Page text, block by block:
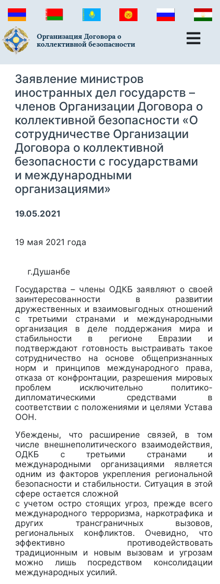
Организация Договора о
коллективной безопасности
Заявление министров
иностранных дел государств –
членов Организации Договора о
коллективной безопасности «О
сотрудничестве Организации
Договора о коллективной
безопасности с государствами
и международными
организациями»
19.05.2021
19 мая 2021 года
г.Душанбе
Государства – члены ОДКБ заявляют о своей
заинтересованности в развитии
дружественных и взаимовыгодных отношений
с третьими странами и международными
организация в деле поддержания мира и
стабильности в регионе Евразии и
подтверждают готовность выстраивать такое
сотрудничество на основе общепризнанных
норм и принципов международного права,
отказа от конфронтации, разрешения мировых
проблем исключительно политико-
дипломатическими средствами в
соответствии с положениями и целями Устава
ООН.
Убеждены, что расширение связей, в том
числе внешнеполитического взаимодействия,
ОДКБ с третьими странами и
международными организациями является
одним из факторов укрепления региональной
безопасности и стабильности. Ситуация в этой
сфере остается сложной
с учетом остро стоящих угроз, прежде всего
международного терроризма, наркотрафика и
других трансграничных вызовов,
региональных конфликтов. Очевидно, что
эффективно противодействовать
традиционным и новым вызовам и угрозам
можно лишь посредством консолидации
международных усилий.